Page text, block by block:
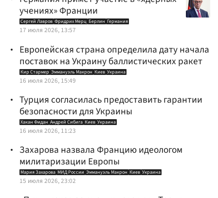
учениях» Франции
Сергей Лавров Фридрих Мерц Берлин Германия
17 июля 2026, 13:57
Европейская страна определила дату начала
поставок на Украину баллистических ракет
Кир Стармер Эммануэль Макрон Киев Украина
16 июля 2026, 15:49
Турция согласилась предоставить гарантии
безопасности для Украины
Хакан Фидан Андрей Сибига Киев Украина
16 июля 2026, 11:23
Захарова назвала Францию идеологом
милитаризации Европы
Мария Захарова МИД России Эммануэль Макрон Киев Украина
15 июля 2026, 23:02